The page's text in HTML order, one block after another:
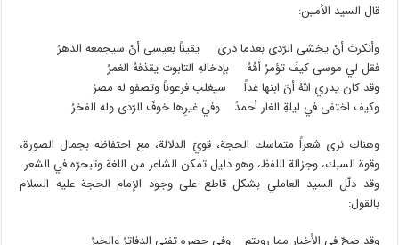
قال السيد الأمين:
وأنكرتَ أنْ يخشى الرّدى بعدما درى يقيناً بعيسى أنْ سيجمعه الدهرُ
فقل لي موسى كيفَ تؤمرُ أمُّهُ بإدخالهِ التابوت يقذفهُ الغمرُ
وقد كان يدري اللهُ أنّ ابنها غداً سيغلب فرعوناً وتصفو له مصرُ
وكيف اختفى في ليلةِ الغار أحمدُ وفي غيرِها خوفَ الرّدى وله الفخرُ
وهناك نرى شعراً متماسك الحجة، قويّ الدلالة، مع احتفاظه بجمال الصورة،
وقوة السبك، وجزالة اللفظ، وهو دليل تمكن الشاعر من اللغة وتبحرّه في الشعر.
وقد دلّل السيد العاملي بشكل قاطع على وجود الإمام الحجة عليه السلام
بالقول:
وقد صحّ في الأخبار مما رويتم وفي حصرِه تفنى الدفاترُ والخبرُ